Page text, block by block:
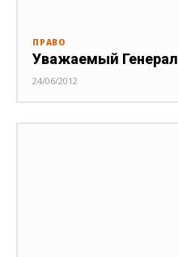
ПРАВО
Уважаемый
24/06/2012